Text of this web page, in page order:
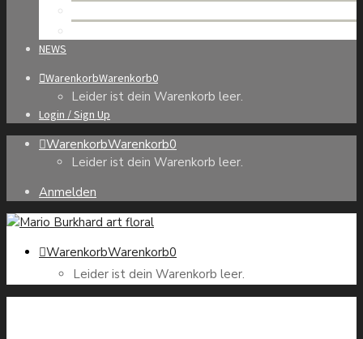
NEWS
WarenkorbWarenkorb0
Leider ist dein Warenkorb leer.
Login / Sign Up
WarenkorbWarenkorb0
Leider ist dein Warenkorb leer.
Anmelden
WarenkorbWarenkorb0
Leider ist dein Warenkorb leer.